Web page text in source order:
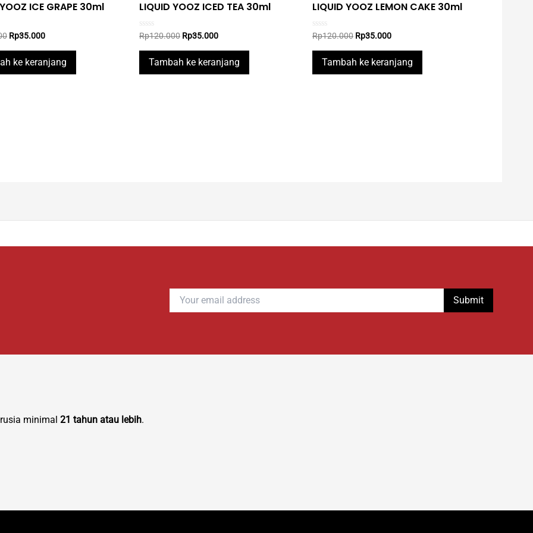
ICE GRAPE 30ml
Original
was:
Rp120.000.
Rp35.000Current
is:
Rp35.000.
ke keranjang
LIQUID YOOZ ICED TEA 30ml
Rated
out
Rp120.000 Original
was:
Rp120.000.
Rp35.000Current
is:
Rp35.000.
Tambah ke keranjang
LIQUID YOOZ LEMON CAKE 30ml
Rated
out
Rp120.000 Original
was:
Rp120.000.
Rp35.000Current
is:
Rp35.000.
Tambah ke keranjang
minimal 21 tahun atau lebih.